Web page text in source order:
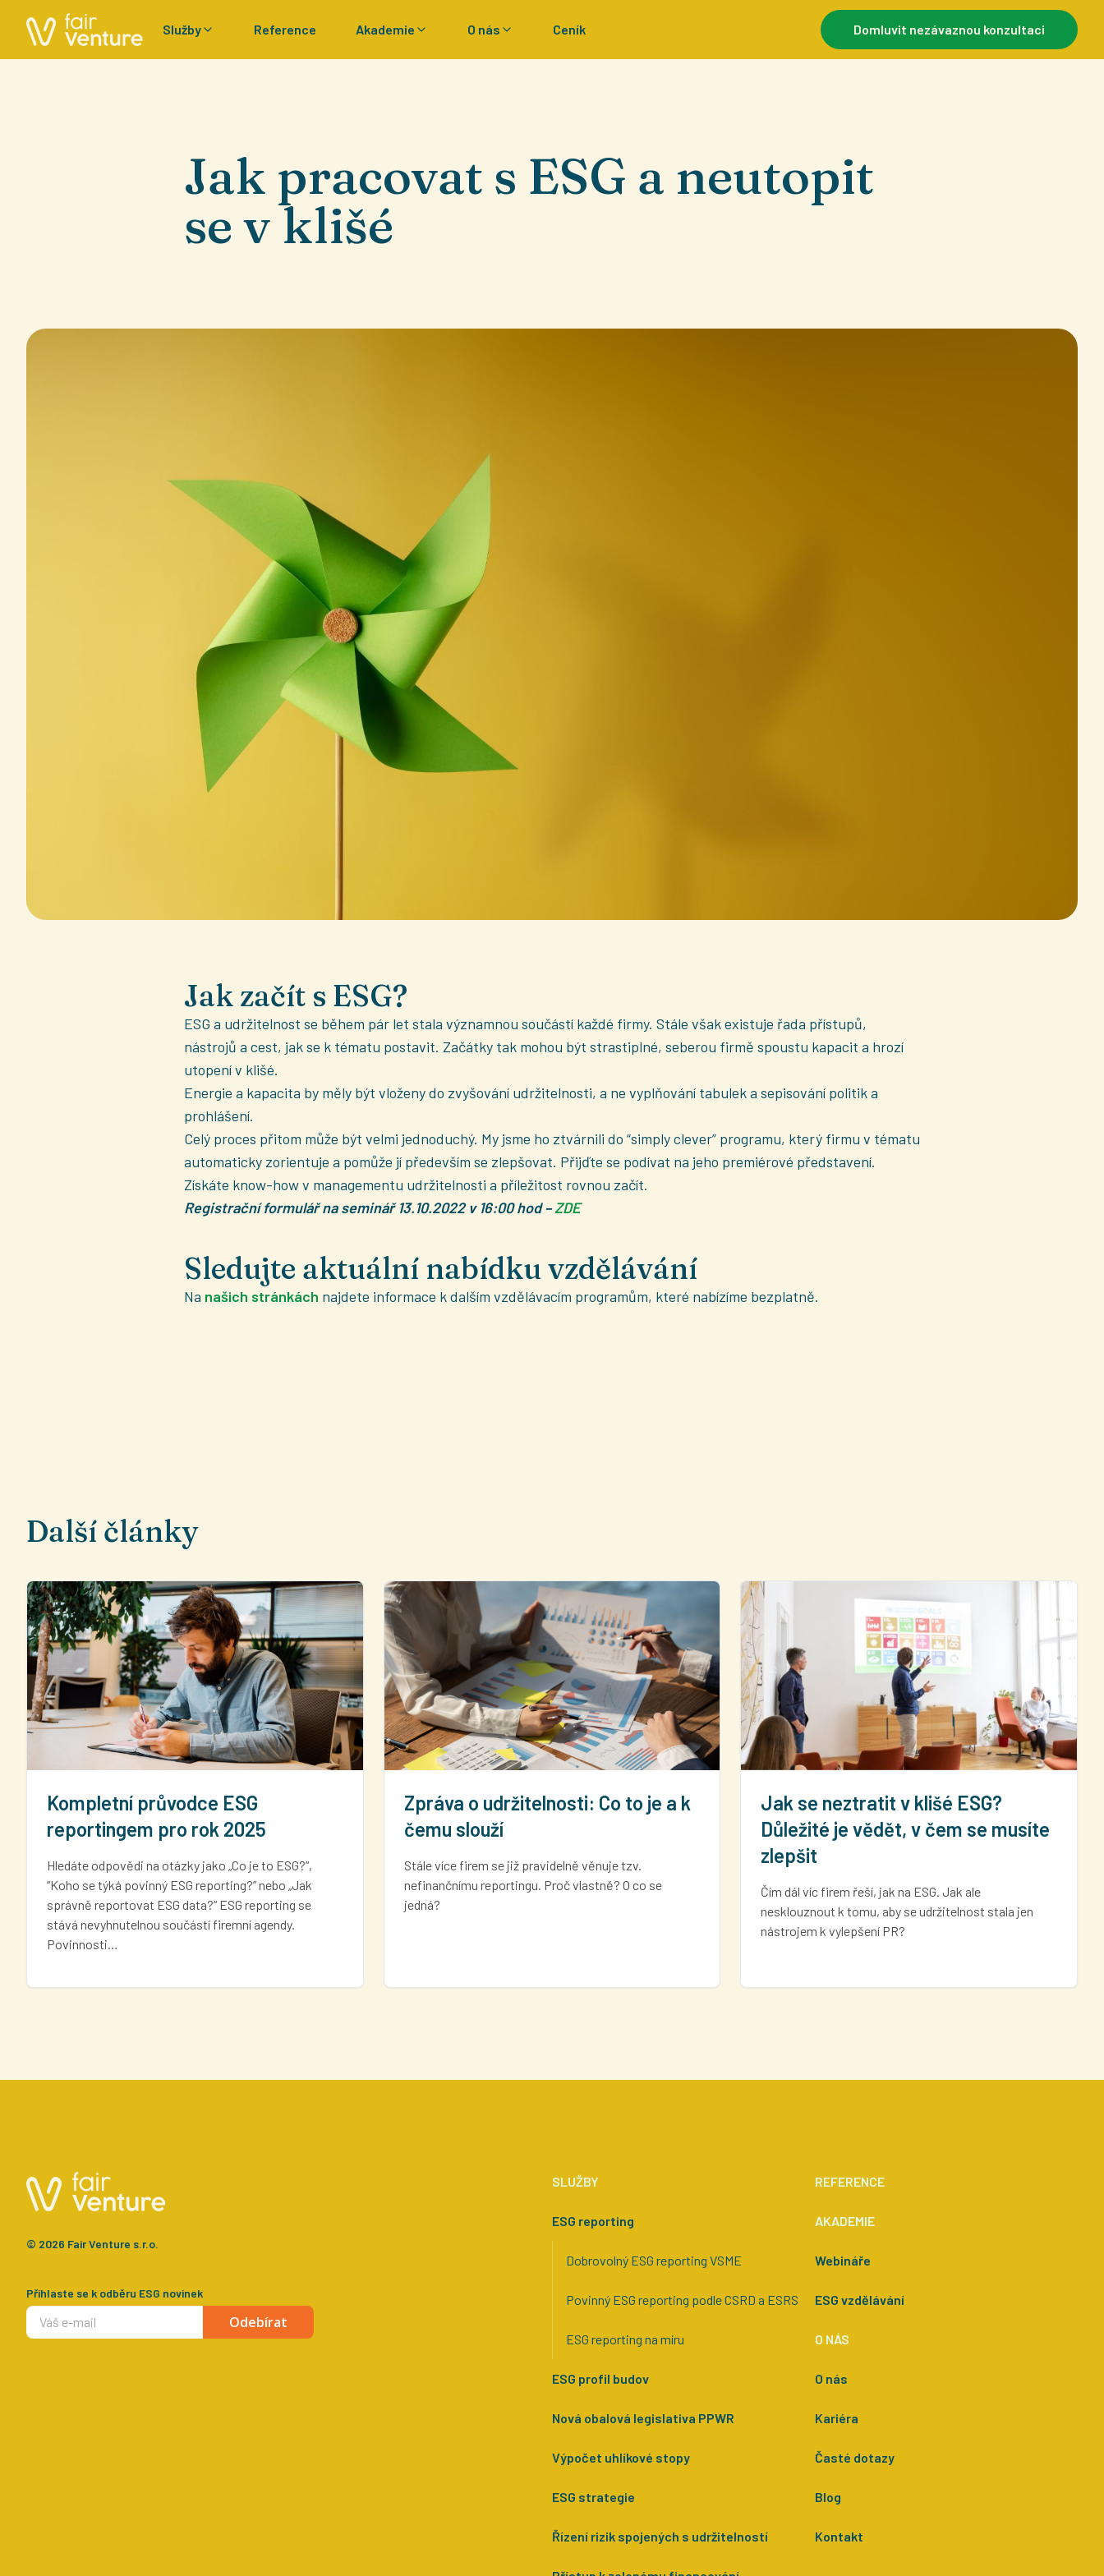
Služby Reference Akademie O nás Ceník Domluvit nezávaznou konzultaci
Jak pracovat s ESG a neutopit
se v klišé
Jak začít s ESG?
ESG a udržitelnost se během pár let stala významnou součástí každé firmy. Stále však existuje řada přístupů,
nástrojů a cest, jak se k tématu postavit. Začátky tak mohou být strastiplné, seberou firmě spoustu kapacit a hrozí
utopení v klišé.
Energie a kapacita by měly být vloženy do zvyšování udržitelnosti, a ne vyplňování tabulek a sepisování politik a
prohlášení.
Celý proces přitom může být velmi jednoduchý. My jsme ho ztvárnili do “simply clever” programu, který firmu v tématu
automaticky zorientuje a pomůže jí především se zlepšovat. Přijďte se podívat na jeho premiérové představení.
Získáte know-how v managementu udržitelnosti a příležitost rovnou začít.
Registrační formulář na seminář 13.10.2022 v 16:00 hod –ZDE
Sledujte aktuální nabídku vzdělávání
Na našich stránkách najdete informace k dalším vzdělávacím programům, které nabízíme bezplatně.
Další články
Kompletní průvodce ESG
reportingem pro rok 2025
Hledáte odpovědi na otázky jako „Co je to ESG?“,
“Koho se týká povinný ESG reporting?” nebo „Jak
správně reportovat ESG data?“ ESG reporting se
stává nevyhnutelnou součástí firemní agendy.
Povinnosti…
Zpráva o udržitelnosti: Co to je a k
čemu slouží
Stále více firem se již pravidelně věnuje tzv.
nefinančnímu reportingu. Proč vlastně? O co se
jedná?
Jak se neztratit v klišé ESG?
Důležité je vědět, v čem se musíte
zlepšit
Čím dál víc firem řeší, jak na ESG. Jak ale
nesklouznout k tomu, aby se udržitelnost stala jen
nástrojem k vylepšení PR?
© 2026 Fair Venture s.r.o.
Přihlaste se k odběru ESG novinek
Odebírat
SLUŽBY
ESG reporting
Dobrovolný ESG reporting VSME
Povinný ESG reporting podle CSRD a ESRS
ESG reporting na míru
ESG profil budov
Nová obalová legislativa PPWR
Výpočet uhlíkové stopy
ESG strategie
Řízení rizik spojených s udržitelností
REFERENCE
AKADEMIE
Webináře
ESG vzdělávání
O NÁS
O nás
Kariéra
Časté dotazy
Blog
Kontakt